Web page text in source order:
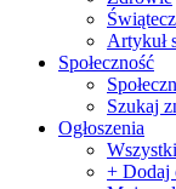
Artykuł
Społeczność
Szukaj
Ogłoszenia
+ Dodaj